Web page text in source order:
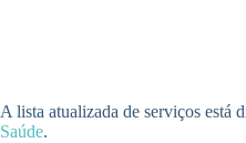
A lista atualizada de serviços está
Saúde.